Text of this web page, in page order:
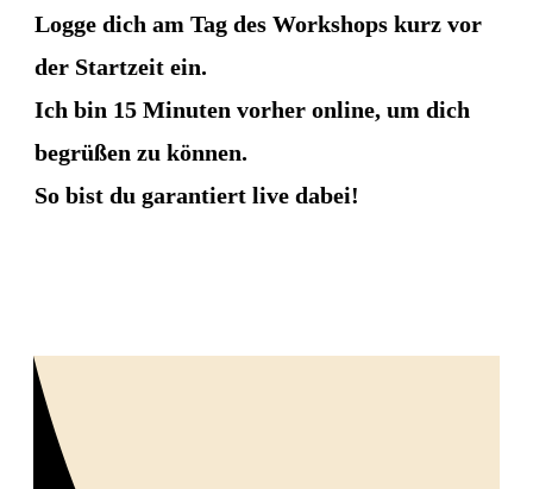
Logge dich am Tag des Workshops kurz vor
der Startzeit ein.
Ich bin 15 Minuten vorher online, um dich
begrüßen zu können.
So bist du garantiert live dabei!